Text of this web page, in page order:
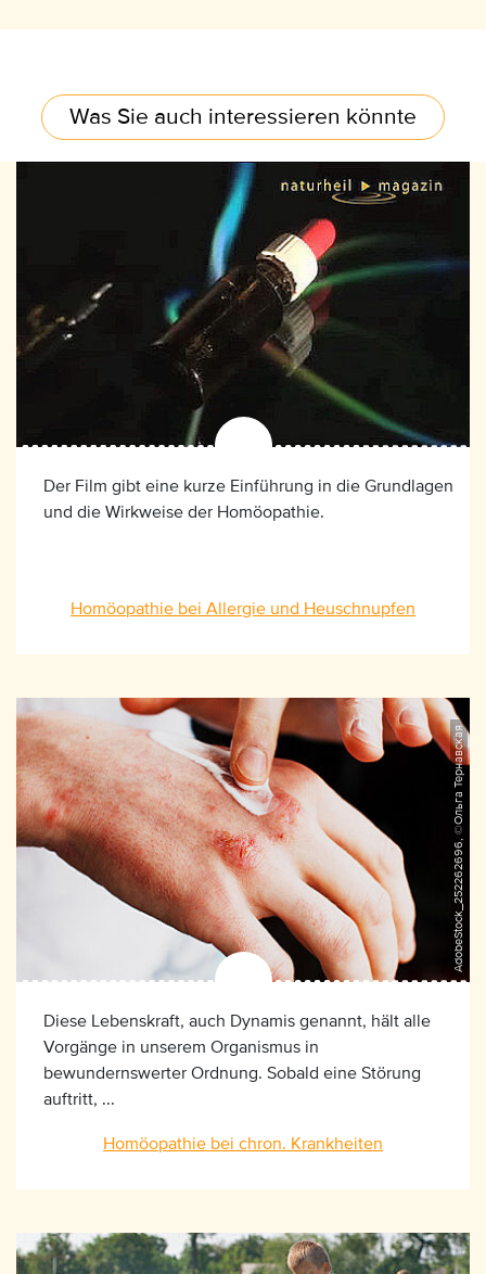
Was Sie auch interessieren könnte
Der Film gibt eine kurze Einführung in die Grundlagen
und die Wirkweise der Homöopathie.
Homöopathie bei Allergie und Heuschnupfen
AdobeStock_252262696, ©Ольга Тернавская
Diese Lebenskraft, auch Dynamis genannt, hält alle
Vorgänge in unserem Organismus in
bewundernswerter Ordnung. Sobald eine Störung
auftritt, ...
Homöopathie bei chron. Krankheiten